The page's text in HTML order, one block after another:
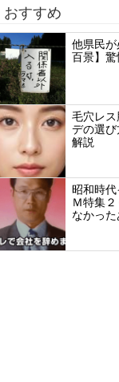
おすすめ
他県民
百景】驚
毛穴レ
デの選
解説
昭和時
Ｍ特集
なかった